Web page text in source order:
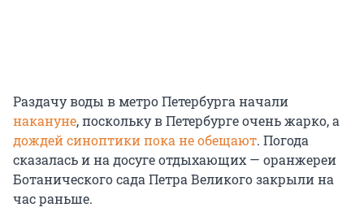
Раздачу воды в метро Петербурга начали
накануне, поскольку в Петербурге очень жарко, а
дождей синоптики пока не обещают. Погода
сказалась и на досуге отдыхающих — оранжереи
Ботанического сада Петра Великого закрыли на
час раньше.